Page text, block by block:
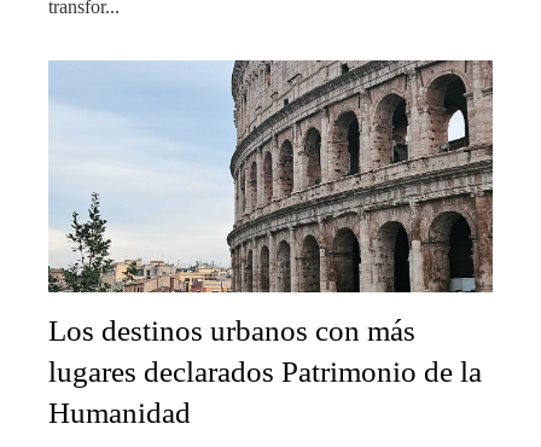
transfor...
Los destinos urbanos con más
lugares declarados Patrimonio de la
Humanidad